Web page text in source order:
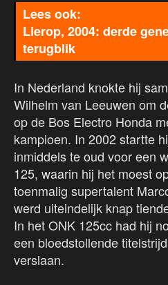
Lierop, 2004: derde
terugblik
In Nederland knokte hij
Wilhelm van Leeuwen om
op de Bos Electro Honda
kampioen. In 2002 startte
inmiddels te oud voor een
125, waarin hij het moest
toenmalig supertalent
werd uiteindelijk knap
In het ONK 125cc had hij
een bloedstollende
verslaan.